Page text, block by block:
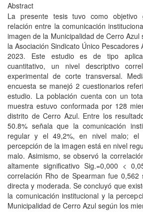
Abstract
La presente tesis tuvo como objetivo
relación entre la comunicación
imagen de la Municipalidad de Cerro
la Asociación Sindicato Único Pescadores
2023. Este estudio es de tipo
cuantitativo, un nivel descriptivo
experimental de corte transversal.
encuesta se manejó 2 cuestionarios
estudio. La población cuenta con un
muestra estuvo conformada por 128
distrito de Cerro Azul. Entre los
50.8% señala que la comunicación
regular y el 49,2%, en nivel malo; el
percepción de la imagen está en nivel
malo. Asimismo, se observó la
altamente significativo Sig.=0,000 <
correlación Rho de Spearman fue 0,562
directa y moderada. Se concluyó que
la comunicación institucional y la
Municipalidad de Cerro Azul según los